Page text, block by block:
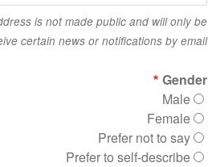
is not made public and will only be
certain news or notifications by email.
Gender
Male
Female
Prefer not to say
Prefer to self-describe